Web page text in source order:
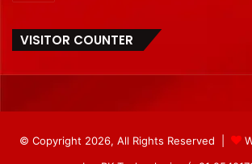
VISITOR COUNTER
© Copyright 2026, All Rights Reserved |